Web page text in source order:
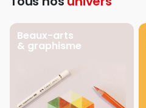
Beaux-arts
& graphisme